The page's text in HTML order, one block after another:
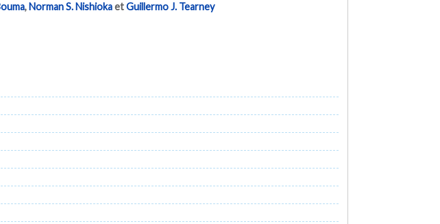
,Norman S. NishiokaetGuillermo J. Tearney